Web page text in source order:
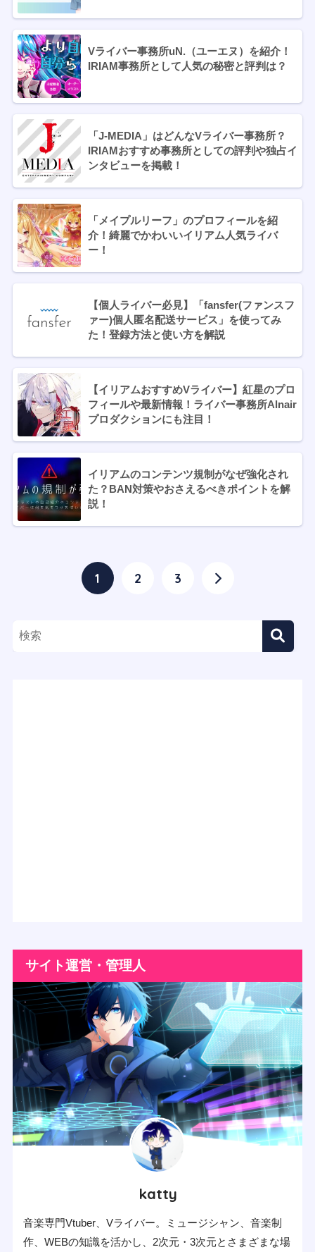
Vライバー事務所uN.（ユーエヌ）を紹介！
IRIAM事務所として人気の秘密と評判は？
「J-MEDIA」はどんなVライバー事務所？
IRIAMおすすめ事務所としての評判や独占イ
ンタビューを掲載！
「メイプルリーフ」のプロフィールを紹
介！綺麗でかわいいイリアム人気ライバ
ー！
【個人ライバー必見】「fansfer(ファンスフ
ァー)個人匿名配送サービス」を使ってみ
た！登録方法と使い方を解説
【イリアムおすすめVライバー】紅星のプロ
フィールや最新情報！ライバー事務所Alnair
プロダクションにも注目！
イリアムのコンテンツ規制がなぜ強化され
た？BAN対策やおさえるべきポイントを解
説！
1 2 3
サイト運営・管理人
katty
音楽専門Vtuber、Vライバー。ミュージシャン、音楽制
作、WEBの知識を活かし、2次元・3次元とさまざまな場